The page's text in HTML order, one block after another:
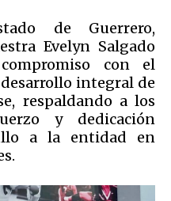
de Guerrero,
Evelyn Salgado
con el
integral de
respaldando a los
y dedicación
a la entidad en